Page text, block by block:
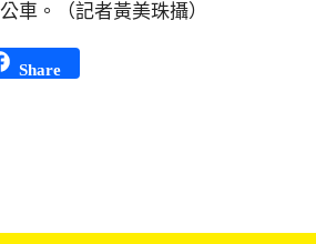
車。（記者黃美珠攝）
Share